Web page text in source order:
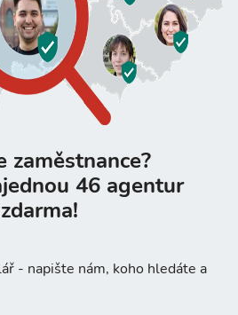
zaměstnance?
46 agentur
zdarma!
- napište nám, koho hledáte a